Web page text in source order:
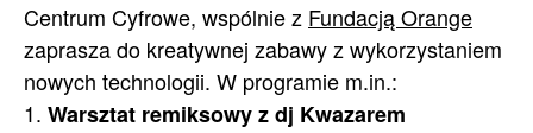
Centrum Cyfrowe, wspólnie z Fundacją Orange
zaprasza do kreatywnej zabawy z wykorzystaniem
nowych technologii. W programie m.in.:
1. Warsztat remiksowy z dj Kwazarem